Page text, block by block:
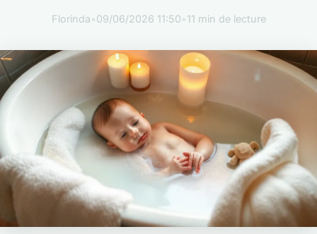
Florinda•09/06/2026 11:50•11 min de lecture